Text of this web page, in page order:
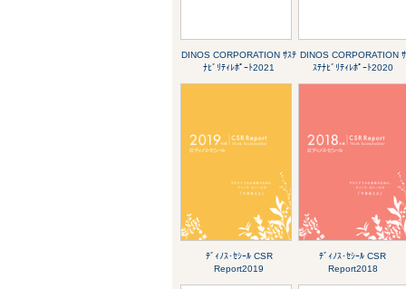
DINOS CORPORATION ｻｽﾃ
ﾅﾋﾞﾘﾃｨﾚﾎﾟｰﾄ2021
DINOS CORPORATION ｻ
ｽﾃﾅﾋﾞﾘﾃｨﾚﾎﾟｰﾄ2020
ﾃﾞｨﾉｽ･ｾｼｰﾙ CSR
Report2019
ﾃﾞｨﾉｽ･ｾｼｰﾙ CSR
Report2018